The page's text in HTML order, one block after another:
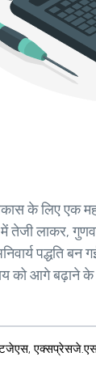
के लिए एक
तेजी लाकर,
पद्धति बन
को आगे बढ़ाने
,